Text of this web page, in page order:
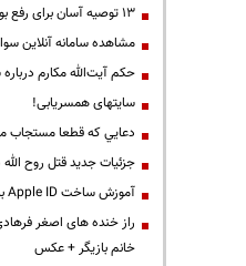
13 توصیه آسان برای رفع بوی بد دهان
مشاهده سامانه آنلاين
حكم آيت‌الله مكارم
سایتهای همسریابی!
دعايي كه قطعا مستجاب
جزئیات جدید قتل روح
آموزش ساخت Apple ID برای کاربران ایرانی
راز خنده های اصغر
خانم بازیگر + عکس